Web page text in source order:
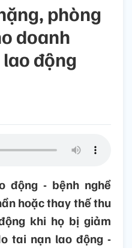
phòng
doanh
động
động - bệnh nghề
hoặc thay thế thu
khi họ bị giảm
tai nạn lao động -